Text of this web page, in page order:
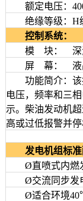
额定电压：
绝缘等级：H
控制系统：
模 块： 深海
屏 幕： 液
功能简介：该控
电压，频率和三
示。柴油发动机
高或过低报警并
发电机组标准
Ø直喷式内燃发
Ø交流同步发电
Ø适合环境40℃